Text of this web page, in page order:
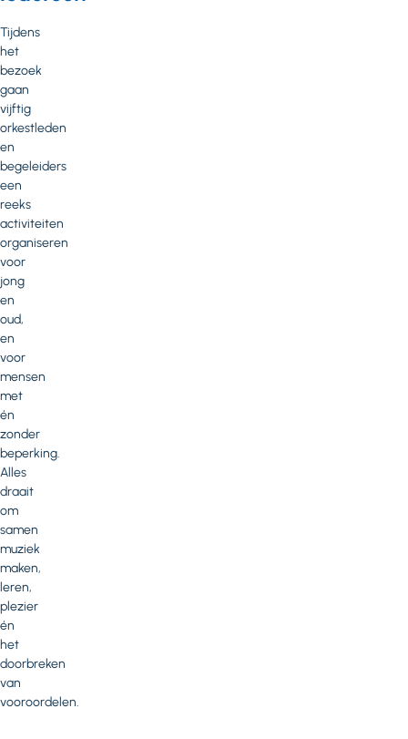
Tijdens
het
bezoek
gaan
vijftig
orkestleden
en
begeleiders
een
reeks
activiteiten
organiseren
voor
jong
en
oud,
en
voor
mensen
met
én
zonder
beperking.
Alles
draait
om
samen
muziek
maken,
leren,
plezier
én
het
doorbreken
van
vooroordelen.